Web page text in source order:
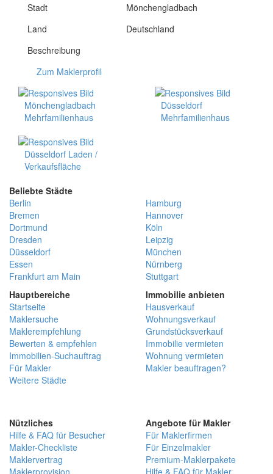
Stadt
Mönchengladbach
Land
Deutschland
Beschreibung
Zum Maklerprofil
Mönchengladbach
Mehrfamilienhaus
Düsseldorf
Mehrfamilienhaus
Düsseldorf Laden /
Verkaufsfläche
Beliebte Städte
Berlin
Bremen
Dortmund
Dresden
Düsseldorf
Essen
Frankfurt am Main
Hamburg
Hannover
Köln
Leipzig
München
Nürnberg
Stuttgart
Hauptbereiche
Startseite
Maklersuche
Maklerempfehlung
Bewerten & empfehlen
Immobilien-Suchauftrag
Für Makler
Weitere Städte
Immobilie anbieten
Hausverkauf
Wohnungsverkauf
Grundstücksverkauf
Immobilie vermieten
Wohnung vermieten
Makler beauftragen?
Nützliches
Hilfe & FAQ für Besucher
Makler-Checkliste
Maklervertrag
Maklerprovision
Angebote für Makler
Für Maklerfirmen
Für Einzelmakler
Premium-Maklerpakete
Hilfe & FAQ für Makler